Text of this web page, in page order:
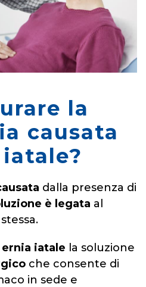
la
causata
dalla presenza di
è legata al
iatale la soluzione
che consente di
in sede e